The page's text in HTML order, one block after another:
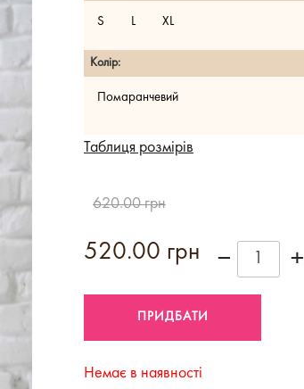
S L XL
Колір:
Помаранчевий
Таблиця розмірів
620.00 грн
520.00 грн
Немає в наявності